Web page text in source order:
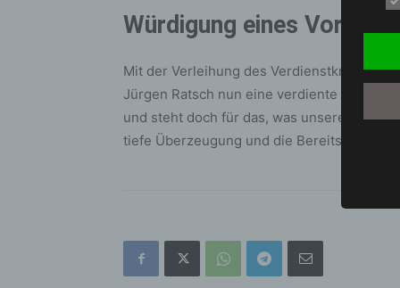
Würdigung eines Vorbilds
Mit der Verleihung des Verdienstkreuzes
Jürgen Ratsch nun eine verdiente
und steht doch für das, was unsere
tiefe Überzeugung und die Bereitschaft,